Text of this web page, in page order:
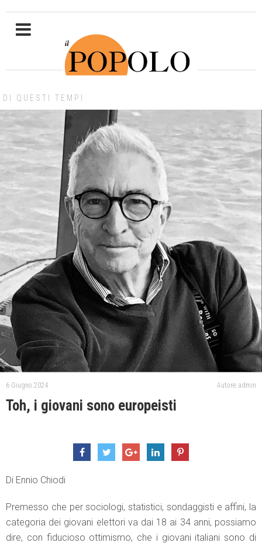
DI QUESTI TEMPI
6 Giugno 2024 Autore: admin
Toh, i giovani sono europeisti
Di Ennio Chiodi
Premesso che per sociologi, statistici, sondaggisti e affini, la
categoria dei giovani elettori va dai 18 ai 34 anni, possiamo
dire, con fiducioso ottimismo, che i giovani italiani sono di